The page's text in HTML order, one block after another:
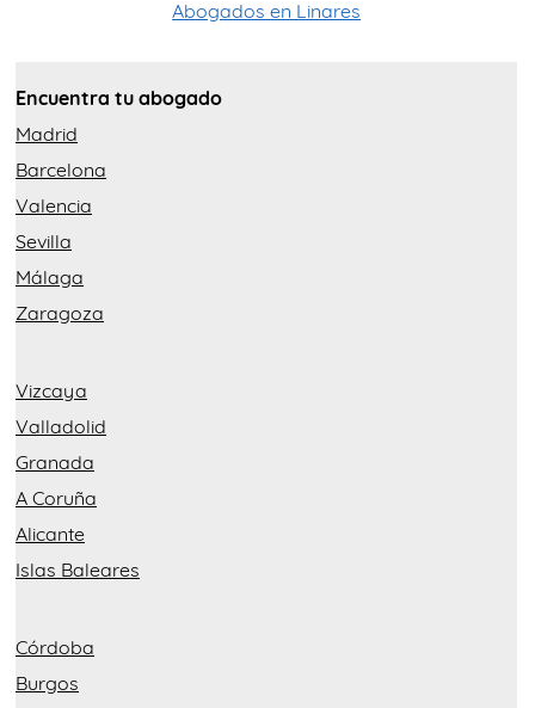
Abogados en Linares
Encuentra tu abogado
Madrid
Barcelona
Valencia
Sevilla
Málaga
Zaragoza
Vizcaya
Valladolid
Granada
A Coruña
Alicante
Islas Baleares
Córdoba
Burgos